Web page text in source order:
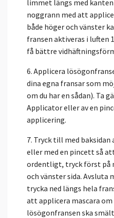
limmet längs med
noggrann med att
både höger och vänster
fransen aktiveras i luften
få bättre
6. Applicera
dina egna fransar som
om du har en sådan). Ta
Applicator eller av en
applicering.
7. Tryck till med baksidan
eller med en pincett så
ordentligt, tryck först på
och vänster sida.
trycka ned längs hela
att applicera mascara
lösögonfransen ska